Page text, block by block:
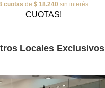
cuotas de $ 18.240 sin interés
CUOTAS!
Locales Exclusivos